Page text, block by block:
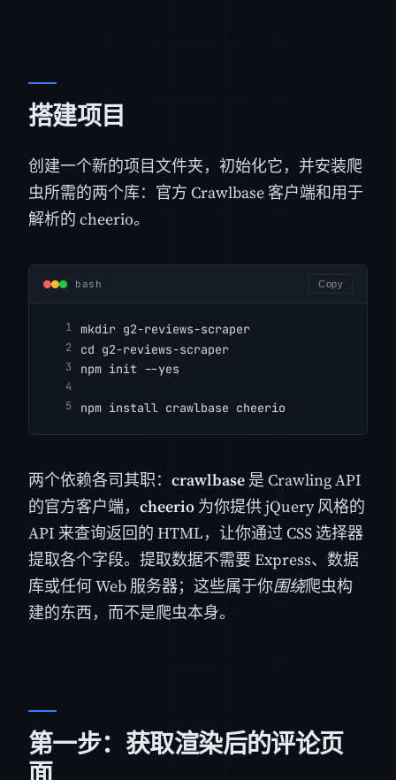
搭建项目
创建一个新的项目文件夹，初始化它，并安装爬
虫所需的两个库：官方 Crawlbase 客户端和用于
解析的 cheerio。
bash Copy
mkdir g2-reviews-scraper
cd g2-reviews-scraper
npm init --yes
npm install crawlbase cheerio
两个依赖各司其职： crawlbase 是 Crawling API
的官方客户端， cheerio 为你提供 jQuery 风格的
API 来查询返回的 HTML，让你通过 CSS 选择器
提取各个字段。提取数据不需要 Express、数据
库或任何 Web 服务器；这些属于你围绕爬虫构
建的东西，而不是爬虫本身。
第一步：获取渲染后的评论页
面